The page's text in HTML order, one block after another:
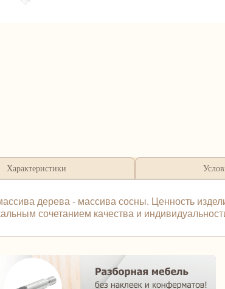
Характеристики
дерева - массива сосны. Ценность
сочетанием качества и